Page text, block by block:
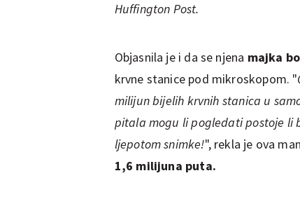
Huffington Post.
Objasnila je i da se njena majka
krvne stanice pod mikroskopom. "
milijun bijelih krvnih stanica u
pitala mogu li pogledati postoje li
ljepotom snimke!", rekla je ova
1,6 milijuna puta.